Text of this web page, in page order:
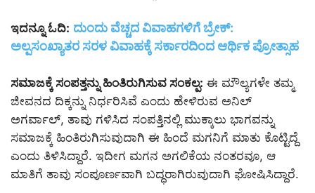
ಇದನ್ನೂ ಓದಿ: ದುಂದು ವೆಚ್ಚದ ವಿವಾಹಗಳಿಗೆ ಬ್ರೇಕ್:
ಅಲ್ಪಸಂಖ್ಯಾತರ ಸರಳ ವಿವಾಹಕ್ಕೆ ಸರ್ಕಾರದಿಂದ ಆರ್ಥಿಕ ಪ್ರೋತ್ಸಾಹ
ಸಮಾಜಕ್ಕೆ ಸಂಪತ್ತನ್ನು ಹಿಂತಿರುಗಿಸುವ ಸಂಕಲ್ಪ: ಈ ಮೌಲ್ಯಗಳೇ ತಮ್ಮ
ಜೀವನದ ದಿಕ್ಕನ್ನು ನಿರ್ಧರಿಸಿವೆ ಎಂದು ಹೇಳಿರುವ ಅನಿಲ್
ಅಗರ್ವಾಲ್, ತಾವು ಗಳಿಸಿದ ಸಂಪತ್ತಿನಲ್ಲಿ ಮುಕ್ಕಾಲು ಭಾಗವನ್ನು
ಸಮಾಜಕ್ಕೆ ಹಿಂತಿರುಗಿಸುವುದಾಗಿ ಈ ಹಿಂದೆ ಮಗನಿಗೆ ಮಾತು ಕೊಟ್ಟಿದ್ದೆ
ಎಂದು ತಿಳಿಸಿದ್ದಾರೆ. ಇದೀಗ ಮಗನ ಅಗಲಿಕೆಯ ನಂತರವೂ, ಆ
ಮಾತಿಗೆ ತಾವು ಸಂಪೂರ್ಣವಾಗಿ ಬದ್ಧರಾಗಿರುವುದಾಗಿ ಘೋಷಿಸಿದ್ದಾರೆ.